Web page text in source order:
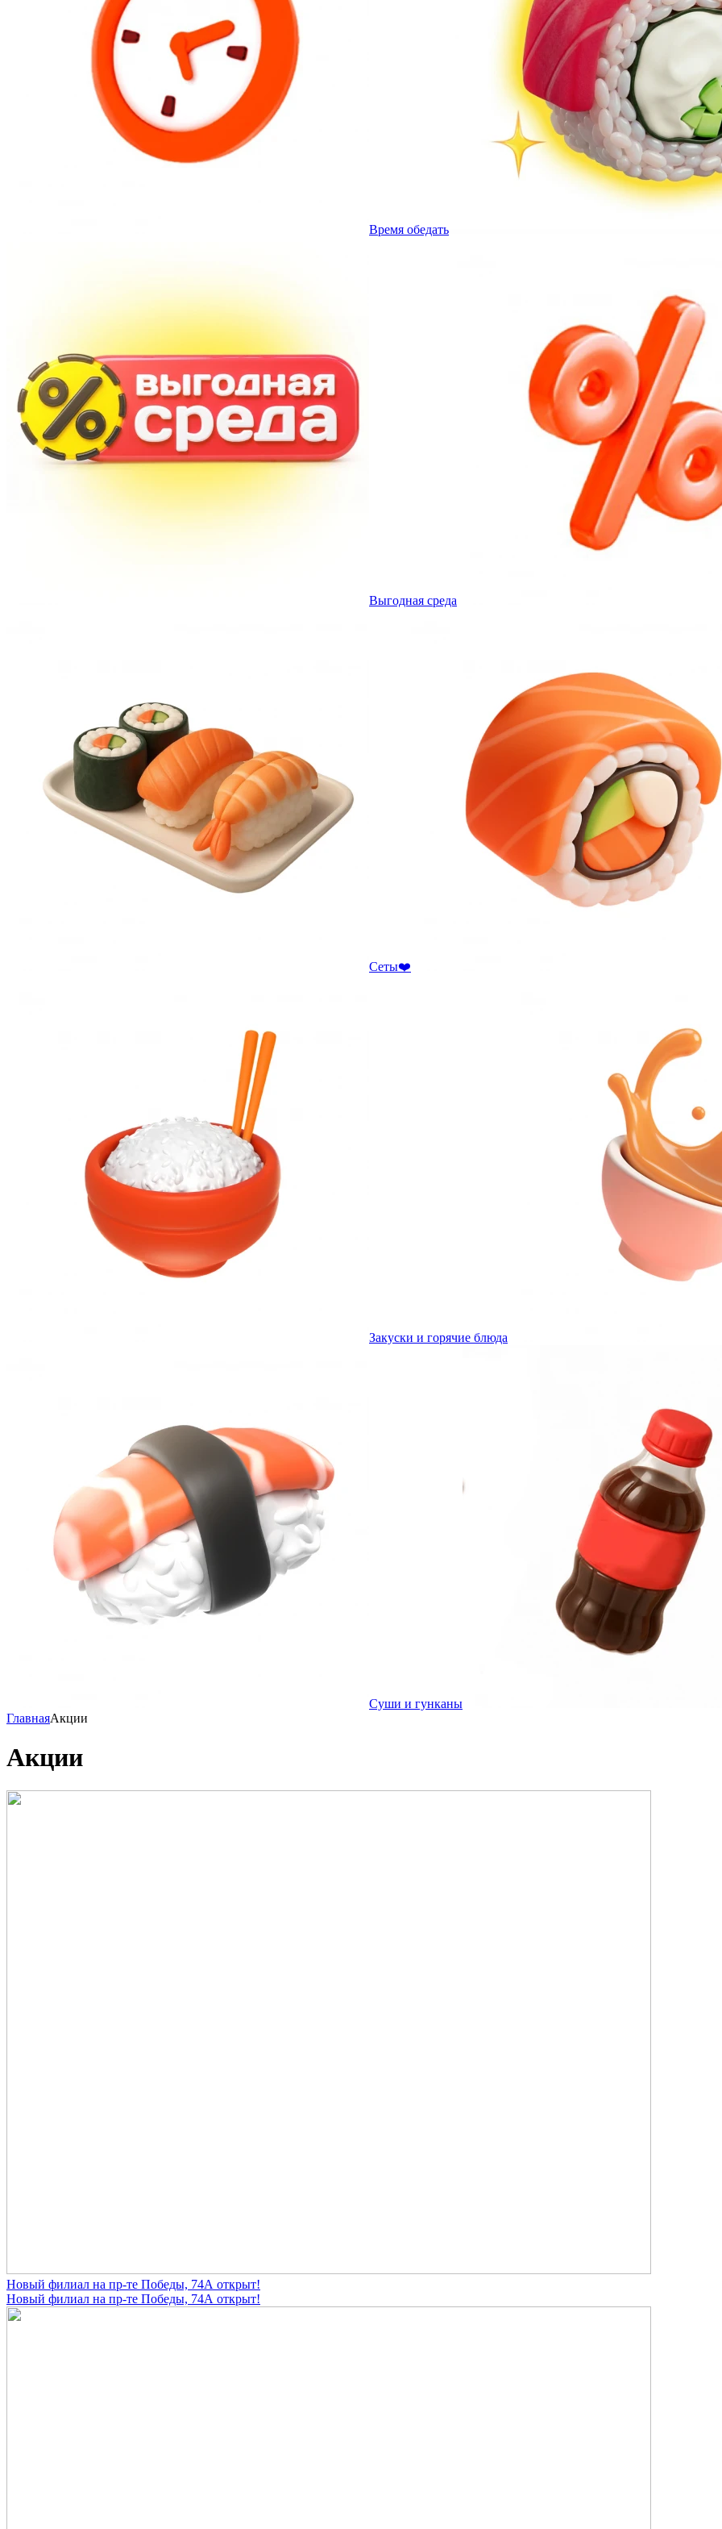
Время обедать
Выгодная среда
Сеты❤️
Закуски и горячие блюда
Суши и гунканы
ГлавнаяАкции
Акции
Новый филиал на пр-те Победы, 74А открыт!
Новый филиал на пр-те Победы, 74А открыт!